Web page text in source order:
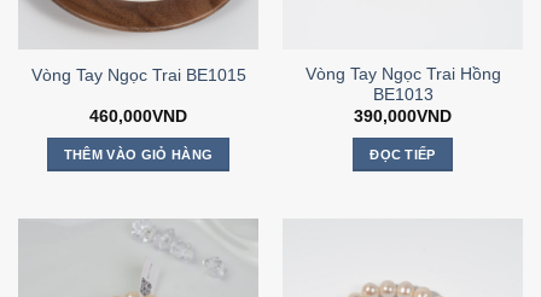
Vòng Tay Ngọc Trai BE1015
460,000VND
THÊM VÀO GIỎ HÀNG
Vòng Tay Ngọc Trai Hồng
BE1013
390,000VND
ĐỌC TIẾP